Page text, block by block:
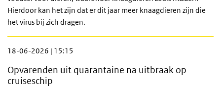
Hierdoor kan het zijn dat er dit jaar meer knaagdieren zijn die
het virus bij zich dragen.
18-06-2026 | 15:15
Opvarenden uit quarantaine na uitbraak op
cruiseschip